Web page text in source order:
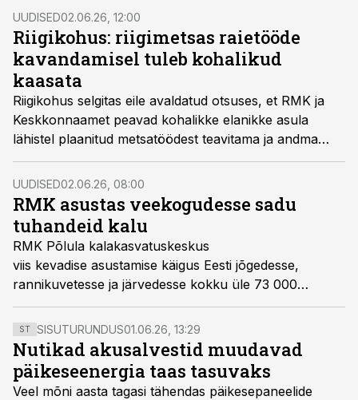
sammud puidurafineerimise arengu
toetamiseks Eestis otsustab RMK lähikuudel.
UUDISED02.06.26, 12:00
Riigikohus: riigimetsas raietööde
kavandamisel tuleb kohalikud
kaasata
Riigikohus selgitas eile avaldatud otsuses, et RMK ja
Keskkonnaamet peavad kohalikke elanikke asula
lähistel plaanitud metsatöödest teavitama ja andma
neile ka mõistliku aja reageerimiseks.
UUDISED02.06.26, 08:00
RMK asustas veekogudesse sadu
tuhandeid kalu
RMK Põlula kalakasvatuskeskus
viis kevadise asustamise käigus Eesti jõgedesse,
rannikuvetesse ja järvedesse kokku üle 73 000
lõhe noorkala ning ligi 619 000 siiavastset. Asustamine
toimus aprilli teisest poolest mai keskpaigani ning
kulges tavapäraselt hästi.
ST SISUTURUNDUS01.06.26, 13:29
Nutikad akusalvestid muudavad
päikeseenergia taas tasuvaks
Veel mõni aasta tagasi tähendas päikesepaneelide